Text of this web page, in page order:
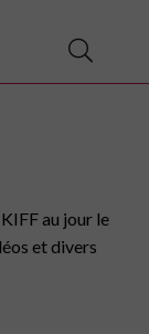
au jour le
et divers